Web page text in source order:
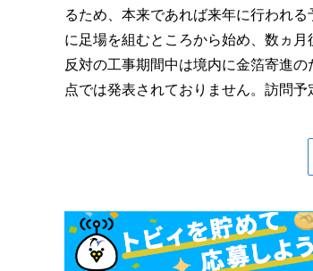
るため、本来であれば来年に行われ
に足場を組むところから始め、数ヵ
反対の工事期間中は境内に金箔寄進
点では発表されておりません。訪問